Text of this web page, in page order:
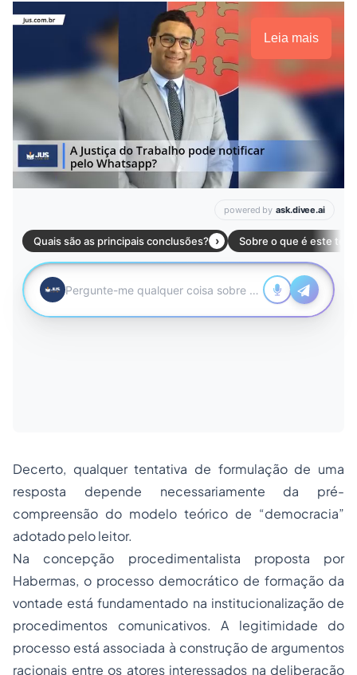
Leia mais
Decerto, qualquer tentativa de formulação de uma
resposta depende necessariamente da pré-
compreensão do modelo teórico de “democracia”
adotado pelo leitor.
Na concepção procedimentalista proposta por
Habermas, o processo democrático de formação da
vontade está fundamentado na institucionalização de
procedimentos comunicativos. A legitimidade do
processo está associada à construção de argumentos
racionais entre os atores interessados na deliberação